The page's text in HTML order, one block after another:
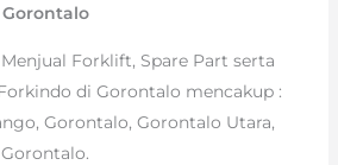
Forklift, Spare Part serta
di Gorontalo mencakup :
Gorontalo, Gorontalo Utara,